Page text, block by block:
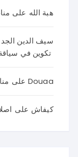
هبة الله على
سيف الدين الجد
تكوين في
Douaa على
كيفاش على